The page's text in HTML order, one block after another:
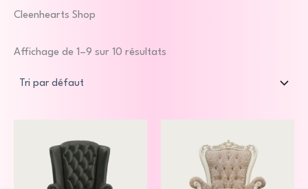
Cleenhearts Shop
Affichage de 1–9 sur 10 résultats